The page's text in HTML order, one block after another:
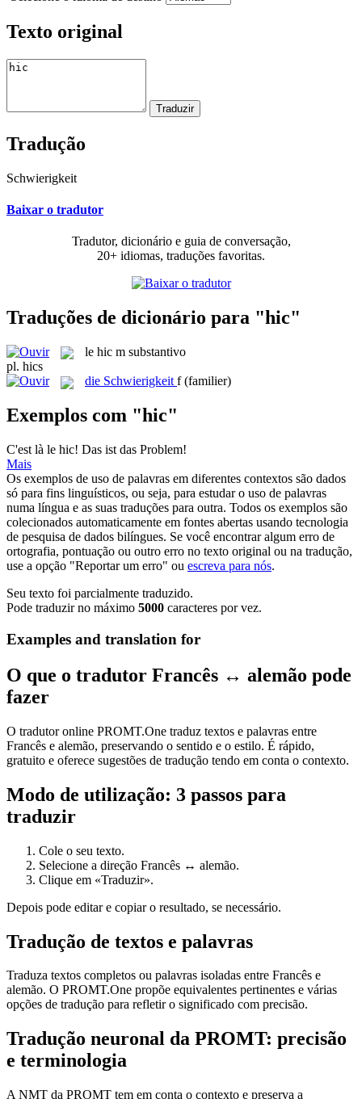
Texto original
Tradução
Schwierigkeit
Baixar o tradutor
Tradutor, dicionário e guia de conversação,
20+ idiomas, traduções favoritas.
Traduções de dicionário para "hic"
le hic m substantivo
pl. hics
die Schwierigkeit f (familier)
Exemplos com "hic"
C'est là le hic! Das ist das Problem!
Mais
Os exemplos de uso de palavras em diferentes contextos são dados
só para fins linguísticos, ou seja, para estudar o uso de palavras
numa língua e as suas traduções para outra. Todos os exemplos são
colecionados automaticamente em fontes abertas usando tecnologia
de pesquisa de dados bilíngues. Se você encontrar algum erro de
ortografia, pontuação ou outro erro no texto original ou na tradução,
use a opção "Reportar um erro" ou escreva para nós.
Seu texto foi parcialmente traduzido.
Pode traduzir no máximo 5000 caracteres por vez.
Examples and translation for
O que o tradutor Francês ↔ alemão pode
fazer
O tradutor online PROMT.One traduz textos e palavras entre
Francês e alemão, preservando o sentido e o estilo. É rápido,
gratuito e oferece sugestões de tradução tendo em conta o contexto.
Modo de utilização: 3 passos para
traduzir
Cole o seu texto.
Selecione a direção Francês ↔ alemão.
Clique em «Traduzir».
Depois pode editar e copiar o resultado, se necessário.
Tradução de textos e palavras
Traduza textos completos ou palavras isoladas entre Francês e
alemão. O PROMT.One propõe equivalentes pertinentes e várias
opções de tradução para refletir o significado com precisão.
Tradução neuronal da PROMT: precisão
e terminologia
A NMT da PROMT tem em conta o contexto e preserva a